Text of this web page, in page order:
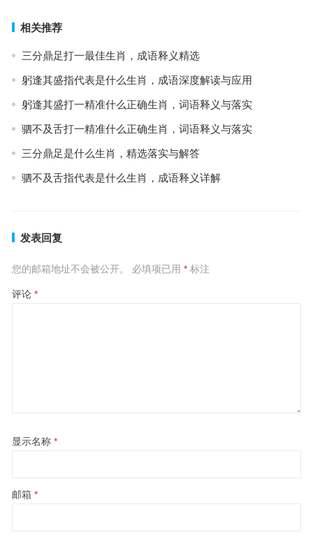
相关推荐
三分鼎足打一最佳生肖，成语释义精选
躬逢其盛指代表是什么生肖，成语深度解读与应用
躬逢其盛打一精准什么正确生肖，词语释义与落实
驷不及舌打一精准什么正确生肖，词语释义与落实
三分鼎足是什么生肖，精选落实与解答
驷不及舌指代表是什么生肖，成语释义详解
发表回复
您的邮箱地址不会被公开。 必填项已用 *标注
评论 *
显示名称 *
邮箱 *